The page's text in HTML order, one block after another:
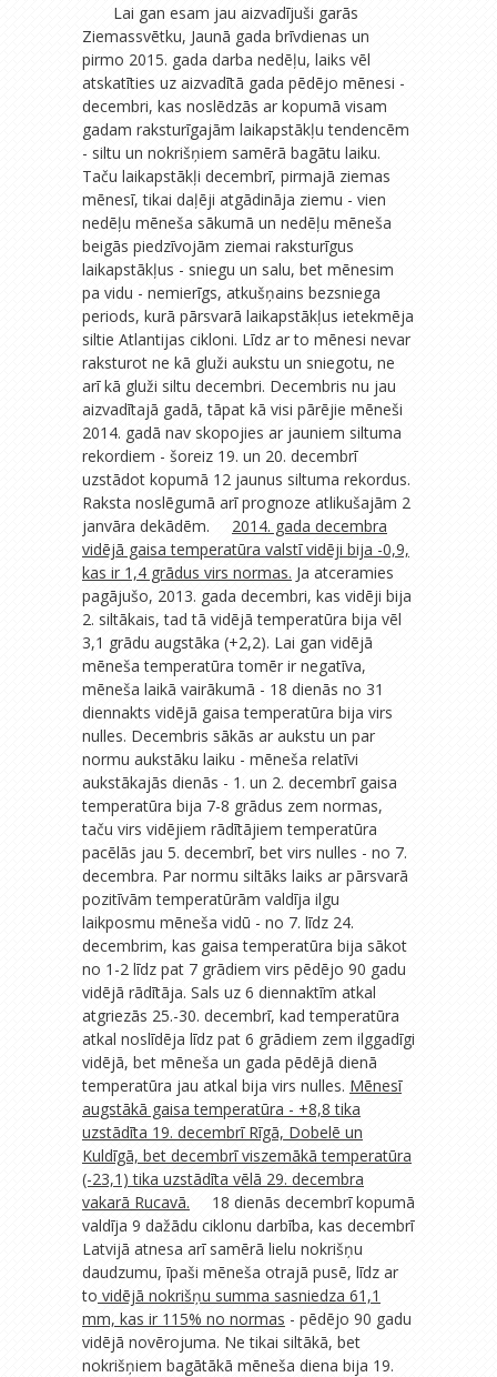
Lai gan esam jau aizvadījuši garās
Ziemassvētku, Jaunā gada brīvdienas un
pirmo 2015. gada darba nedēļu, laiks vēl
atskatīties uz aizvadītā gada pēdējo mēnesi -
decembri, kas noslēdzās ar kopumā visam
gadam raksturīgajām laikapstākļu tendencēm
- siltu un nokrišņiem samērā bagātu laiku.
Taču laikapstākļi decembrī, pirmajā ziemas
mēnesī, tikai daļēji atgādināja ziemu - vien
nedēļu mēneša sākumā un nedēļu mēneša
beigās piedzīvojām ziemai raksturīgus
laikapstākļus - sniegu un salu, bet mēnesim
pa vidu - nemierīgs, atkušņains bezsniega
periods, kurā pārsvarā laikapstākļus ietekmēja
siltie Atlantijas cikloni. Līdz ar to mēnesi nevar
raksturot ne kā gluži aukstu un sniegotu, ne
arī kā gluži siltu decembri. Decembris nu jau
aizvadītajā gadā, tāpat kā visi pārējie mēneši
2014. gadā nav skopojies ar jauniem siltuma
rekordiem - šoreiz 19. un 20. decembrī
uzstādot kopumā 12 jaunus siltuma rekordus.
Raksta noslēgumā arī prognoze atlikušajām 2
janvāra dekādēm. 2014. gada decembra
vidējā gaisa temperatūra valstī vidēji bija -0,9,
kas ir 1,4 grādus virs normas. Ja atceramies
pagājušo, 2013. gada decembri, kas vidēji bija
2. siltākais, tad tā vidējā temperatūra bija vēl
3,1 grādu augstāka (+2,2). Lai gan vidējā
mēneša temperatūra tomēr ir negatīva,
mēneša laikā vairākumā - 18 dienās no 31
diennakts vidējā gaisa temperatūra bija virs
nulles. Decembris sākās ar aukstu un par
normu aukstāku laiku - mēneša relatīvi
aukstākajās dienās - 1. un 2. decembrī gaisa
temperatūra bija 7-8 grādus zem normas,
taču virs vidējiem rādītājiem temperatūra
pacēlās jau 5. decembrī, bet virs nulles - no 7.
decembra. Par normu siltāks laiks ar pārsvarā
pozitīvām temperatūrām valdīja ilgu
laikposmu mēneša vidū - no 7. līdz 24.
decembrim, kas gaisa temperatūra bija sākot
no 1-2 līdz pat 7 grādiem virs pēdējo 90 gadu
vidējā rādītāja. Sals uz 6 diennaktīm atkal
atgriezās 25.-30. decembrī, kad temperatūra
atkal noslīdēja līdz pat 6 grādiem zem ilggadīgi
vidējā, bet mēneša un gada pēdējā dienā
temperatūra jau atkal bija virs nulles. Mēnesī
augstākā gaisa temperatūra - +8,8 tika
uzstādīta 19. decembrī Rīgā, Dobelē un
Kuldīgā, bet decembrī viszemākā temperatūra
(-23,1) tika uzstādīta vēlā 29. decembra
vakarā Rucavā. 18 dienās decembrī kopumā
valdīja 9 dažādu ciklonu darbība, kas decembrī
Latvijā atnesa arī samērā lielu nokrišņu
daudzumu, īpaši mēneša otrajā pusē, līdz ar
to vidējā nokrišņu summa sasniedza 61,1
mm, kas ir 115% no normas - pēdējo 90 gadu
vidējā novērojuma. Ne tikai siltākā, bet
nokrišņiem bagātākā mēneša diena bija 19.